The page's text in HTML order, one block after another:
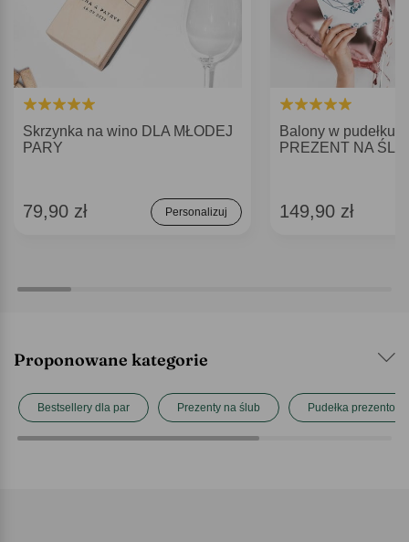
Skrzynka na wino DLA MŁODEJ
PARY
79,90 zł Personalizuj
Balony w pudełku
PREZENT NA
149,90 zł
Proponowane kategorie
Bestsellery dla par Prezenty na ślub Pudełka prezentowe